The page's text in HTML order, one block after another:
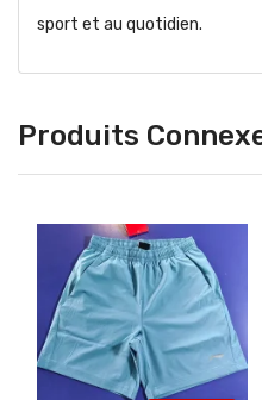
sport et au quotidien.
Produits